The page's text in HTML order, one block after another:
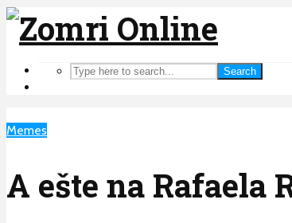
Search
Memes
A ešte na Rafaela